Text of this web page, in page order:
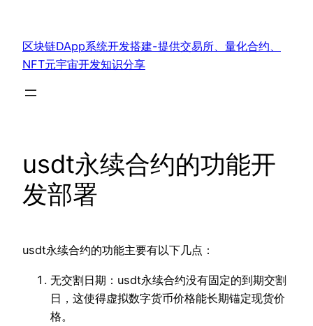
区块链DApp系统开发搭建-提供交易所、量化合约、
NFT元宇宙开发知识分享
usdt永续合约的功能开
发部署
usdt永续合约的功能主要有以下几点：
无交割日期：usdt永续合约没有固定的到期交割
日，这使得虚拟数字货币价格能长期锚定现货价
格。